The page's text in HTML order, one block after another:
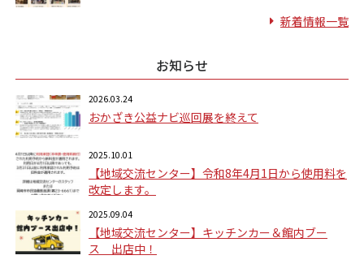
新着情報一覧
お知らせ
2026.03.24
おかざき公益ナビ巡回展を終えて
2025.10.01
【地域交流センター】令和8年4月1日から使用料を
改定します。
2025.09.04
【地域交流センター】キッチンカー＆館内ブー
ス 出店中！